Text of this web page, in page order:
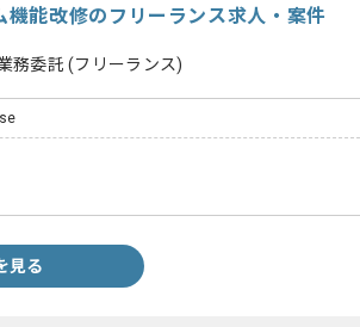
能改修のフリーランス求人・案件
務委託(フリーランス)
見る